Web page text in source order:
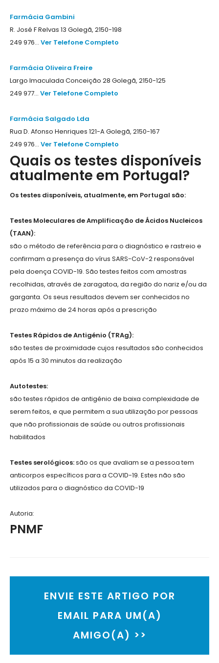
Farmácia Gambini
R. José F Relvas 13 Golegã, 2150-198
249 976... Ver Telefone Completo
Farmácia Oliveira Freire
Largo Imaculada Conceição 28 Golegã, 2150-125
249 977... Ver Telefone Completo
Farmácia Salgado Lda
Rua D. Afonso Henriques 121-A Golegã, 2150-167
249 976... Ver Telefone Completo
Quais os testes disponíveis
atualmente em Portugal?
Os testes disponíveis, atualmente, em Portugal são:
Testes Moleculares de Amplificação de Ácidos Nucleicos
(TAAN):
são o método de referência para o diagnóstico e rastreio e
confirmam a presença do vírus SARS-CoV-2 responsável
pela doença COVID-19. São testes feitos com amostras
recolhidas, através de zaragatoa, da região do nariz e/ou da
garganta. Os seus resultados devem ser conhecidos no
prazo máximo de 24 horas após a prescrição
Testes Rápidos de Antigénio (TRAg):
são testes de proximidade cujos resultados são conhecidos
após 15 a 30 minutos da realização
Autotestes:
são testes rápidos de antigénio de baixa complexidade de
serem feitos, e que permitem a sua utilização por pessoas
que não profissionais de saúde ou outros profissionais
habilitados
Testes serológicos:são os que avaliam se a pessoa tem
anticorpos específicos para a COVID-19. Estes não são
utilizados para o diagnóstico da COVID-19
Autoria:
PNMF
ENVIE ESTE ARTIGO POR
EMAIL PARA UM(A)
AMIGO(A) >>